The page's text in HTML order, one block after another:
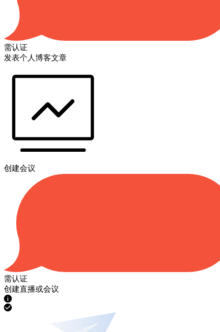
需认证
发表个人博客文章
创建会议
需认证
创建直播或会议